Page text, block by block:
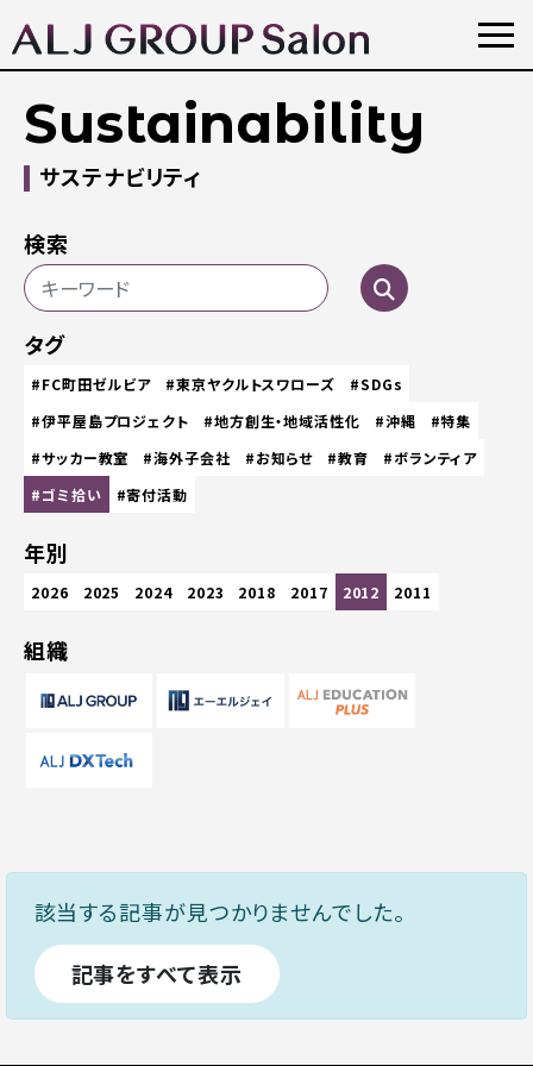
Sustainability
サステナビリティ
検索
タグ
#FC町田ゼルビア #東京ヤクルトスワローズ
#SDGs
#伊平屋島プロジェクト
#地方創生・地域活性化 #沖縄
#特集
#サッカー教室
#海外子会社 #お知らせ #教育
#ボランティア
#ゴミ拾い
#寄付活動
年別
2026 2025 2024 2023 2018 2017 2012 2011
組織
該当する記事が見つかりませんでした。
記事をすべて表示